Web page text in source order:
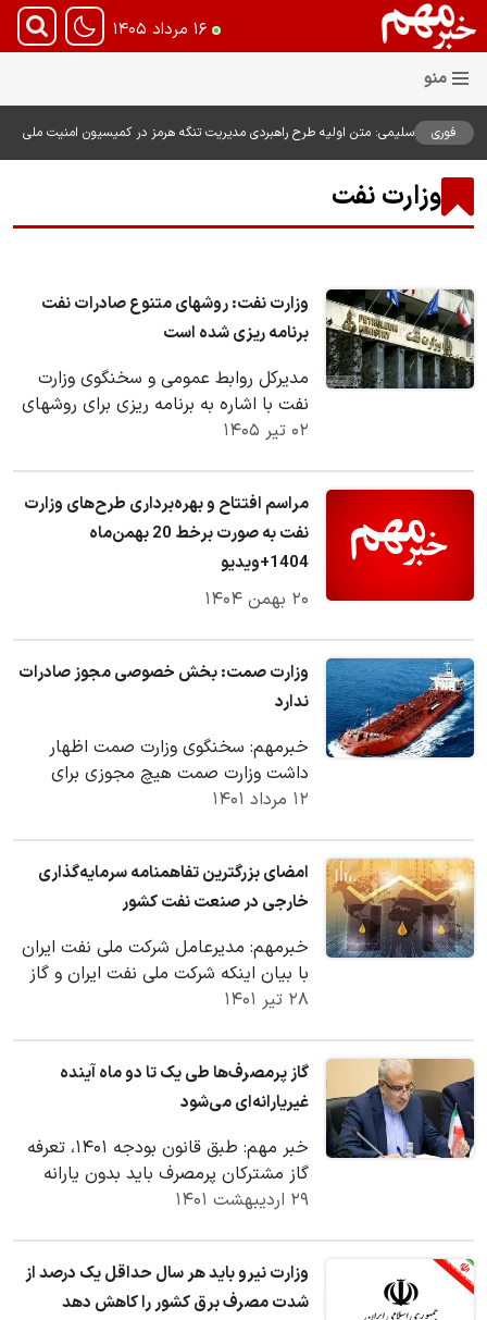
۱۶ مرداد ۱۴۰۵
فوری
سلیمی: متن اولیه طرح راهبردی مدیریت تنگه هرمز در کمیسیون امنیت ملی
وزارت نفت
وزارت نفت: روشهای متنوع صادرات نفت
برنامه ریزی شده است
مدیرکل روابط عمومی و سخنگوی وزارت
نفت با اشاره به برنامه ریزی برای روشهای
متنوع صادرات نفت، اعلام کرد که اگر
۰۲ تیر ۱۴۰۵
مراسم افتتاح و بهره‌برداری طرح‌های وزارت
نفت به صورت برخط 20 بهمن‌ماه
1404+ویدیو
۲۰ بهمن ۱۴۰۴
وزارت صمت: بخش خصوصی مجوز صادرات
ندارد
خبرمهم: سخنگوی وزارت صمت اظهار
داشت وزارت صمت هیچ مجوزی برای
جهت صادرات فراورده برای بخش
۱۲ مرداد ۱۴۰۱
امضای بزرگترین تفاهمنامه سرمایه‌گذاری
خارجی در صنعت نفت کشور
خبرمهم: مدیرعامل شرکت ملی نفت ایران
با بیان اینکه شرکت ملی نفت ایران و گاز
۲۸ تیر ۱۴۰۱
گاز پرمصرف‌ها طی یک تا دو ماه آینده
غیریارانه‌ای می‌شود
خبر مهم: طبق قانون بودجه ۱۴۰۱، تعرفه
گاز مشترکان پرمصرف باید بدون یارانه
باشد و به زودی این موضوع در هیئت
۲۹ اردیبهشت ۱۴۰۱
وزارت نیرو باید هر سال حداقل یک درصد از
شدت مصرف برق کشور را کاهش دهد